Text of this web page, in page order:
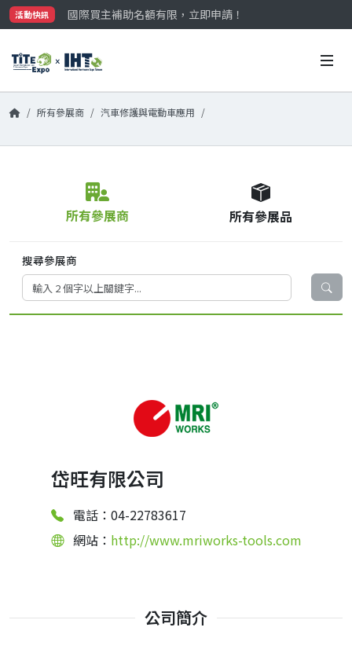
活動快訊
國際買主補助名額有限，立即申請！
參觀門票開放申請中‼️
國際買主補助名額有限，立即申請！
所有參展商 汽車修護與電動車應用
所有參展商 所有參展品
搜尋參展商
岱旺有限公司
電話：04-22783617
網站： http://www.mriworks-tools.com
公司簡介